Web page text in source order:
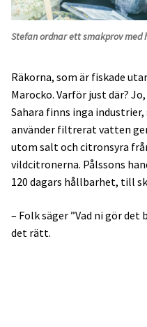
Stefan ordnar ett smakprov med
Räkorna, som är fiskade
Marocko. Varför just där?
Sahara finns inga
använder filtrerat vatten
utom salt och citronsyra
vildcitronerna. Pålssons
120 dagars hållbarhet, till
– Folk säger ”Vad ni gör
det rätt.